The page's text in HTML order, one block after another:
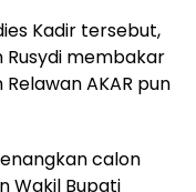
Kadir tersebut,
Rusydi membakar
AKAR pun
calon
Wakil Bupati